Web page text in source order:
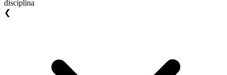
disciplina
❮